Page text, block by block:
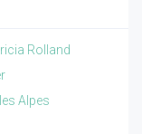
Rolland
Alpes